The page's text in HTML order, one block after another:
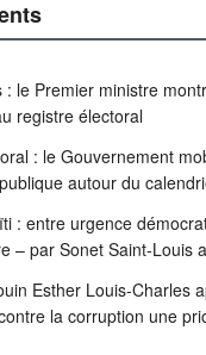
: le Premier ministre
registre électoral
: le Gouvernement
autour du
: entre urgence
– par Sonet Saint-Louis
Esther Louis-Charles
la corruption une